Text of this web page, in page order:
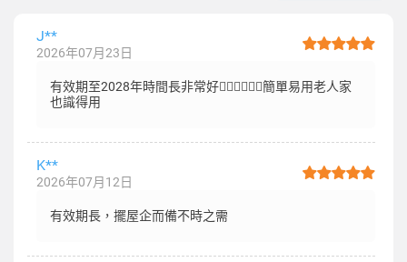
J**
2026年07月23日
有效期至2028年時間長非常好👍🏻👍🏻👍🏻簡單易用老人家
也識得用
K**
2026年07月12日
有效期長，擺屋企而備不時之需